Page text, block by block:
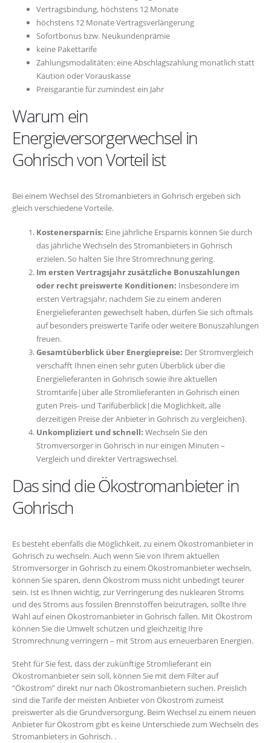
Vertragsbindung, höchstens 12 Monate
höchstens 12 Monate Vertragsverlängerung
Sofortbonus bzw. Neukundenprämie
keine Pakettarife
Zahlungsmodalitäten: eine Abschlagszahlung monatlich statt
Kaution oder Vorauskasse
Preisgarantie für zumindest ein Jahr
Warum ein
Energieversorgerwechsel in
Gohrisch von Vorteil ist
Bei einem Wechsel des Stromanbieters in Gohrisch ergeben sich
gleich verschiedene Vorteile.
Kostenersparnis: Eine jährliche Ersparnis können Sie durch
das jährliche Wechseln des Stromanbieters in Gohrisch
erzielen. So halten Sie Ihre Stromrechnung gering.
Im ersten Vertragsjahr zusätzliche Bonuszahlungen
oder recht preiswerte Konditionen: Insbesondere im
ersten Vertragsjahr, nachdem Sie zu einem anderen
Energielieferanten gewechselt haben, dürfen Sie sich oftmals
auf besonders preiswerte Tarife oder weitere Bonuszahlungen
freuen.
Gesamtüberblick über Energiepreise: Der Stromvergleich
verschafft Ihnen einen sehr guten Überblick über die
Energielieferanten in Gohrisch sowie ihre aktuellen
Stromtarife|über alle Stromlieferanten in Gohrisch einen
guten Preis- und Tarifüberblick|die Möglichkeit, alle
derzeitigen Preise der Anbieter in Gohrisch zu vergleichen}.
Unkompliziert und schnell: Wechseln Sie den
Stromversorger in Gohrisch in nur einigen Minuten –
Vergleich und direkter Vertragswechsel.
Das sind die Ökostromanbieter in
Gohrisch
Es besteht ebenfalls die Möglichkeit, zu einem Ökostromanbieter in
Gohrisch zu wechseln. Auch wenn Sie von Ihrem aktuellen
Stromversorger in Gohrisch zu einem Ökostromanbieter wechseln,
können Sie sparen, denn Ökostrom muss nicht unbedingt teurer
sein. Ist es Ihnen wichtig, zur Verringerung des nuklearen Stroms
und des Stroms aus fossilen Brennstoffen beizutragen, sollte Ihre
Wahl auf einen Ökostromanbieter in Gohrisch fallen. Mit Ökostrom
können Sie die Umwelt schützen und gleichzeitig Ihre
Stromrechnung verringern – mit Strom aus erneuerbaren Energien.
Steht für Sie fest, dass der zukünftige Stromlieferant ein
Ökostromanbieter sein soll, können Sie mit dem Filter auf
“Ökostrom” direkt nur nach Ökostromanbietern suchen. Preislich
sind die Tarife der meisten Anbieter von Ökostrom zumeist
preiswerter als die Grundversorgung. Beim Wechsel zu einem neuen
Anbieter für Ökostrom gibt es keine Unterschiede zum Wechseln des
Stromanbieters in Gohrisch. .